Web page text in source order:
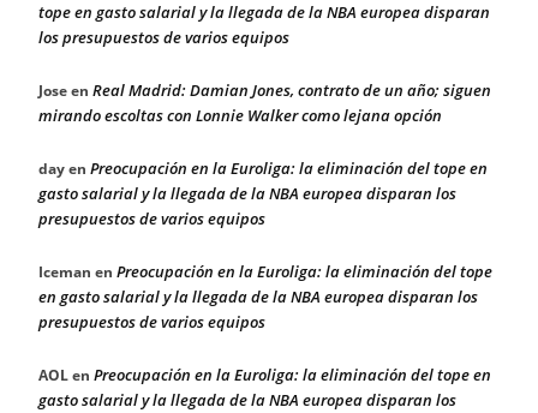
tope en gasto salarial y la llegada de la NBA europea disparan
los presupuestos de varios equipos
Joseen Real Madrid: Damian Jones, contrato de un año; siguen
mirando escoltas con Lonnie Walker como lejana opción
dayen Preocupación en la Euroliga: la eliminación del tope en
gasto salarial y la llegada de la NBA europea disparan los
presupuestos de varios equipos
Iceman en Preocupación en la Euroliga: la eliminación del tope
en gasto salarial y la llegada de la NBA europea disparan los
presupuestos de varios equipos
AOLen Preocupación en la Euroliga: la eliminación del tope en
gasto salarial y la llegada de la NBA europea disparan los